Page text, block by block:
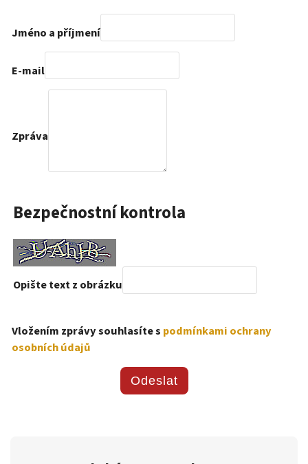
Jméno a příjmení
E-mail
Zpráva
Bezpečnostní kontrola
Opište text z obrázku
Vložením zprávy souhlasíte s podmínkami ochrany
osobních údajů
Odeslat